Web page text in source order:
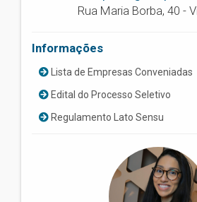
Rua Maria Borba, 40 -
Informações
Lista de Empresas Conveniadas
Edital do Processo Seletivo
Regulamento Lato Sensu